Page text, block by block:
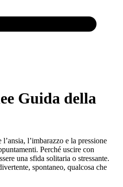
Guida della
l’imbarazzo e la pressione
Perché uscire con
una sfida solitaria o stressante.
spontaneo, qualcosa che